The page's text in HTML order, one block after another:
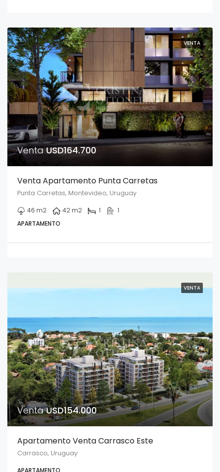
VENTA
VentaUSD164.700
Venta Apartamento Punta Carretas
Punta Carretas, Montevideo, Uruguay
46 m2 42 m2 1
1
APARTAMENTO
VENTA
VentaUSD154.000
Apartamento Venta Carrasco Este
Carrasco, Uruguay